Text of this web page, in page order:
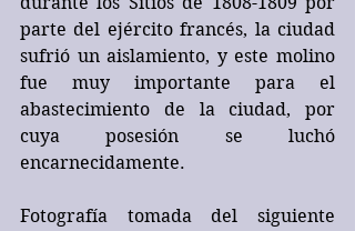
parte del ejército francés, la ciudad
sufrió un aislamiento, y este molino
fue muy importante para el
abastecimiento de la ciudad, por
cuya posesión se luchó
encarnecidamente.
Fotografía tomada del siguiente